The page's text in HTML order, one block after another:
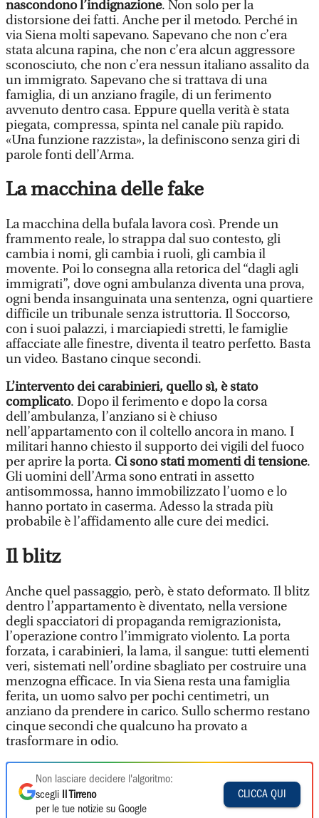
nascondono l’indignazione. Non solo per la
distorsione dei fatti. Anche per il metodo. Perché in
via Siena molti sapevano. Sapevano che non c’era
stata alcuna rapina, che non c’era alcun aggressore
sconosciuto, che non c’era nessun italiano assalito da
un immigrato. Sapevano che si trattava di una
famiglia, di un anziano fragile, di un ferimento
avvenuto dentro casa. Eppure quella verità è stata
piegata, compressa, spinta nel canale più rapido.
«Una funzione razzista», la definiscono senza giri di
parole fonti dell’Arma.
La macchina delle fake
La macchina della bufala lavora così. Prende un
frammento reale, lo strappa dal suo contesto, gli
cambia i nomi, gli cambia i ruoli, gli cambia il
movente. Poi lo consegna alla retorica del “dagli agli
immigrati”, dove ogni ambulanza diventa una prova,
ogni benda insanguinata una sentenza, ogni quartiere
difficile un tribunale senza istruttoria. Il Soccorso,
con i suoi palazzi, i marciapiedi stretti, le famiglie
affacciate alle finestre, diventa il teatro perfetto. Basta
un video. Bastano cinque secondi.
L’intervento dei carabinieri, quello sì, è stato
complicato. Dopo il ferimento e dopo la corsa
dell’ambulanza, l’anziano si è chiuso
nell’appartamento con il coltello ancora in mano. I
militari hanno chiesto il supporto dei vigili del fuoco
per aprire la porta. Ci sono stati momenti di tensione.
Gli uomini dell’Arma sono entrati in assetto
antisommossa, hanno immobilizzato l’uomo e lo
hanno portato in caserma. Adesso la strada più
probabile è l’affidamento alle cure dei medici.
Il blitz
Anche quel passaggio, però, è stato deformato. Il blitz
dentro l’appartamento è diventato, nella versione
degli spacciatori di propaganda remigrazionista,
l’operazione contro l’immigrato violento. La porta
forzata, i carabinieri, la lama, il sangue: tutti elementi
veri, sistemati nell’ordine sbagliato per costruire una
menzogna efficace. In via Siena resta una famiglia
ferita, un uomo salvo per pochi centimetri, un
anziano da prendere in carico. Sullo schermo restano
cinque secondi che qualcuno ha provato a
trasformare in odio.
Non lasciare decidere l'algoritmo:
scegli
Il Tirreno
per le tue notizie su Google
CLICCA QUI